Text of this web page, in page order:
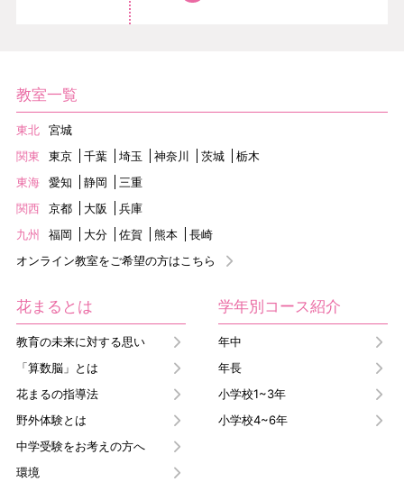
教室一覧
東北
宮城
関東
東京 千葉 埼玉 神奈川 茨城
栃木
東海
愛知 静岡
三重
関西
京都 大阪
兵庫
九州
福岡 大分 佐賀 熊本
長崎
オンライン教室をご希望の方はこちら
花まるとは
教育の未来に対する思い
「算数脳」とは
花まるの指導法
野外体験とは
中学受験をお考えの方へ
環境
学年別コース紹介
年中
年長
小学校1~3年
小学校4~6年